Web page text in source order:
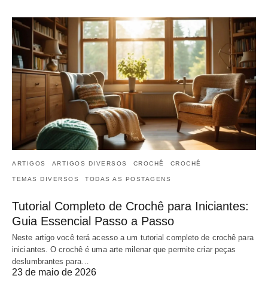
ARTIGOS ARTIGOS DIVERSOS CROCHÊ CROCHÊ
TEMAS DIVERSOS TODAS AS POSTAGENS
Tutorial Completo de Crochê para Iniciantes:
Guia Essencial Passo a Passo
Neste artigo você terá acesso a um tutorial completo de crochê para
iniciantes. O crochê é uma arte milenar que permite criar peças
deslumbrantes para…
23 de maio de 2026